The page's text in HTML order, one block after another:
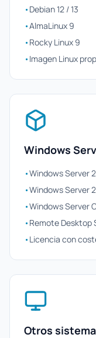
•Debian 12 / 13
•AlmaLinux 9
•Rocky Linux 9
•Imagen Linux
Windows
•Windows Server
•Windows Server
•Windows Server
•Remote Desktop
•Licencia con
Otros